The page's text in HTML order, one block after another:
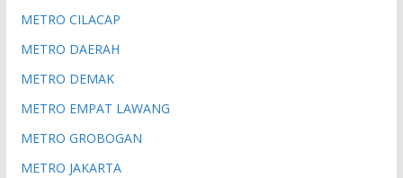
METRO CILACAP
METRO DAERAH
METRO DEMAK
METRO EMPAT LAWANG
METRO GROBOGAN
METRO JAKARTA